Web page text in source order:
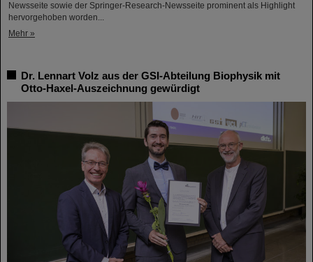
Newsseite sowie der Springer-Research-Newsseite prominent als Highlight
hervorgehoben worden...
Mehr »
Dr. Lennart Volz aus der GSI-Abteilung Biophysik mit
Otto-Haxel-Auszeichnung gewürdigt